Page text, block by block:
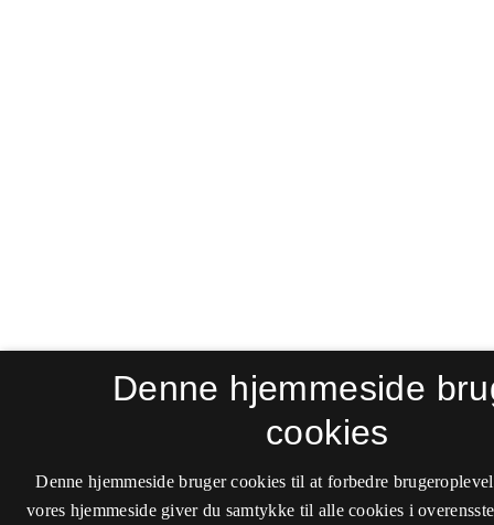
Denne hjemmeside
cookies
Denne hjemmeside bruger cookies til at forbedre
vores hjemmeside giver du samtykke til alle cookies i